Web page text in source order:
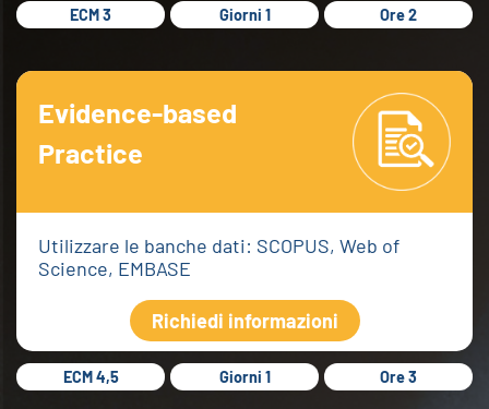
ECM 3 Giorni 1 Ore 2
Evidence-based
Practice
Utilizzare le banche dati: SCOPUS, Web of
Science, EMBASE
Richiedi informazioni
ECM 4,5 Giorni 1 Ore 3